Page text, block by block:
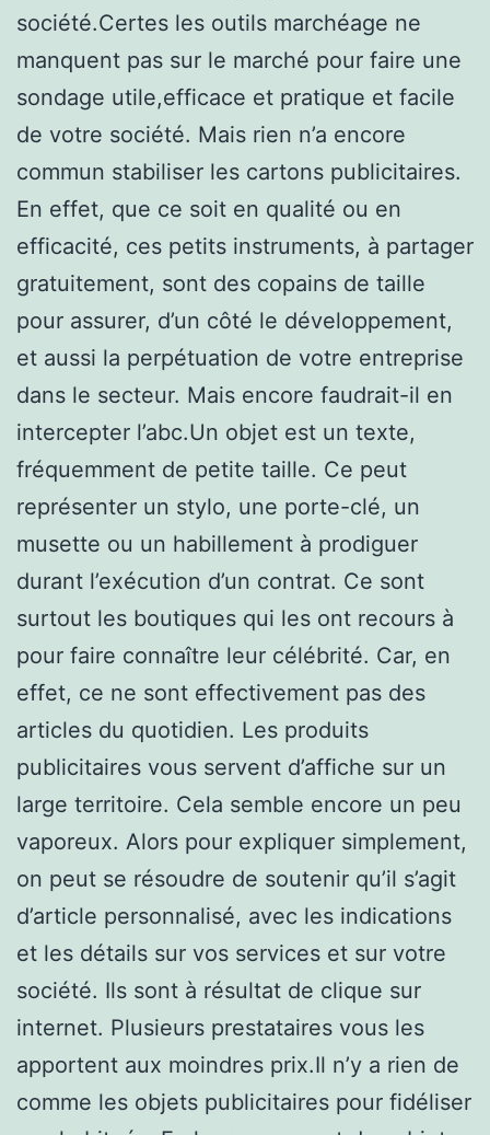
société.Certes les outils marchéage ne
manquent pas sur le marché pour faire une
sondage utile,efficace et pratique et facile
de votre société. Mais rien n’a encore
commun stabiliser les cartons publicitaires.
En effet, que ce soit en qualité ou en
efficacité, ces petits instruments, à partager
gratuitement, sont des copains de taille
pour assurer, d’un côté le développement,
et aussi la perpétuation de votre entreprise
dans le secteur. Mais encore faudrait-il en
intercepter l’abc.Un objet est un texte,
fréquemment de petite taille. Ce peut
représenter un stylo, une porte-clé, un
musette ou un habillement à prodiguer
durant l’exécution d’un contrat. Ce sont
surtout les boutiques qui les ont recours à
pour faire connaître leur célébrité. Car, en
effet, ce ne sont effectivement pas des
articles du quotidien. Les produits
publicitaires vous servent d’affiche sur un
large territoire. Cela semble encore un peu
vaporeux. Alors pour expliquer simplement,
on peut se résoudre de soutenir qu’il s’agit
d’article personnalisé, avec les indications
et les détails sur vos services et sur votre
société. Ils sont à résultat de clique sur
internet. Plusieurs prestataires vous les
apportent aux moindres prix.Il n’y a rien de
comme les objets publicitaires pour fidéliser